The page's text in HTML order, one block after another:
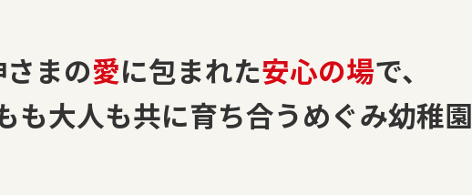
まの愛に包まれた安心の場で、
も大人も共に育ち合うめぐみ幼稚園